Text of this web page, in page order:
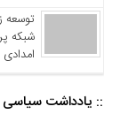
توسعه
شبکه
:: یادداشت سیاسی